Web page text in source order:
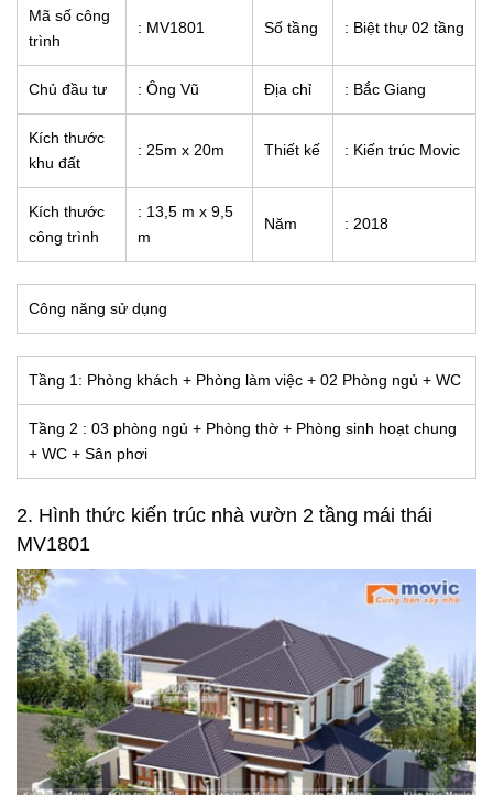
Mã số công
trình
: MV1801 Số tầng : Biệt thự 02 tầng
Chủ đầu tư : Ông Vũ Địa chỉ : Bắc Giang
Kích thước
khu đất
: 25m x 20m Thiết kế : Kiến trúc Movic
Kích thước
công trình
: 13,5 m x 9,5
m
Năm : 2018
Công năng sử dụng
Tầng 1: Phòng khách + Phòng làm việc + 02 Phòng ngủ + WC
Tầng 2 : 03 phòng ngủ + Phòng thờ + Phòng sinh hoạt chung
+ WC + Sân phơi
2. Hình thức kiến trúc nhà vườn 2 tầng mái thái
MV1801